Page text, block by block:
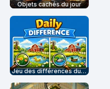
Objets cachés du jour
Jeu des différences du jour